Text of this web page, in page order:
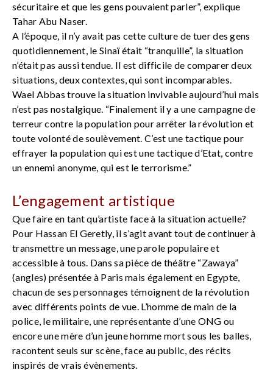
sécuritaire et que les gens pouvaient parler”, explique
Tahar Abu Naser.
A l’époque, il n’y avait pas cette culture de tuer des gens
quotidiennement, le Sinaï était “tranquille”, la situation
n’était pas aussi tendue. Il est difficile de comparer deux
situations, deux contextes, qui sont incomparables.
Wael Abbas trouve la situation invivable aujourd’hui mais
n’est pas nostalgique. “Finalement il y a une campagne de
terreur contre la population pour arrêter la révolution et
toute volonté de soulèvement. C’est une tactique pour
effrayer la population qui est une tactique d’Etat, contre
un ennemi anonyme, qui est le terrorisme.”
L’engagement artistique
Que faire en tant qu’artiste face à la situation actuelle?
Pour Hassan El Geretly, il s’agit avant tout de continuer à
transmettre un message, une parole populaire et
accessible à tous. Dans sa pièce de théâtre “Zawaya”
(angles) présentée à Paris mais également en Egypte,
chacun de ses personnages témoignent de la révolution
avec différents points de vue. L’homme de main de la
police, le militaire, une représentante d’une ONG ou
encore une mère d’un jeune homme mort sous les balles,
racontent seuls sur scène, face au public, des récits
inspirés de vrais évènements.